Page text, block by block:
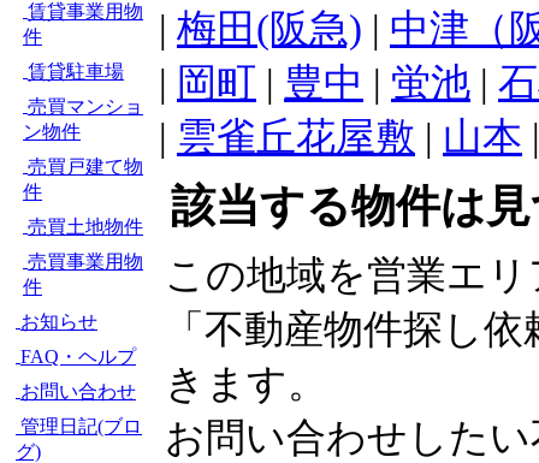
賃貸事業用物
件
賃貸駐車場
売買マンショ
ン物件
売買戸建て物
件
売買土地物件
売買事業用物
件
お知らせ
FAQ・ヘルプ
お問い合わせ
管理日記(ブロ
グ)
| 梅田(阪急) | 中津（
| 岡町 | 豊中 | 蛍池 |
| 雲雀丘花屋敷 | 山本
該当する物件は
この地域を営業エ
「不動産物件探し
きます。
お問い合わせした